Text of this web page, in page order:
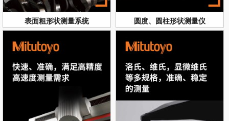
表面粗形状测量系统 圆度、圆柱形状测量仪